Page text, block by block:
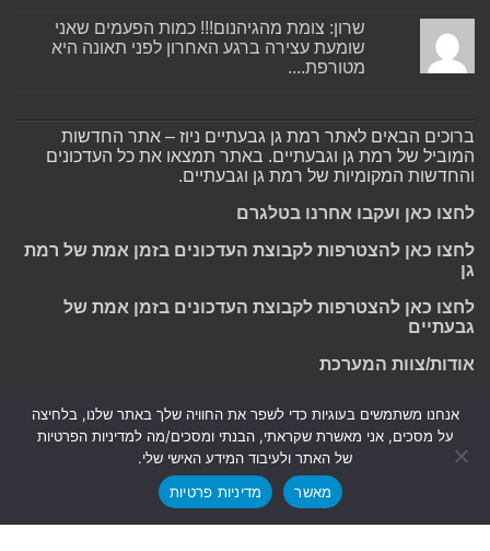
שרון: צומת מהגיהנום!!! כמות הפעמים שאני
שומעת עצירה ברגע האחרון לפני תאונה היא
מטורפת....
ברוכים הבאים לאתר רמת גן גבעתיים ניוז – אתר החדשות
המוביל של רמת גן וגבעתיים. באתר תמצאו את כל העדכונים
והחדשות המקומיות של רמת גן וגבעתיים.
לחצו כאן ועקבו אחרנו בטלגרם
לחצו כאן להצטרפות לקבוצת העדכונים בזמן אמת של רמת
גן
לחצו כאן להצטרפות לקבוצת העדכונים בזמן אמת של
גבעתיים
אודות/צוות המערכת
Powered byNintay
© כל הזכויות שמורות 2026, רמת גן גבעתיים ניוז.
חדשות בת ים-חולון|חדשות רמת גן-גבעתיים|חדשות בקעת אונו|
אנחנו משתמשים בעוגיות כדי לשפר את החוויה שלך באתר שלנו, בלחיצה
על מסכים, אני מאשרת שקראתי, הבנתי ומסכים/מה למדיניות הפרטיות
של האתר ולעיבוד המידע האישי שלי.
מאשר
מדיניות פרטיות